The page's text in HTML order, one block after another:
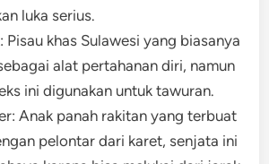
luka serius.
Pisau khas Sulawesi yang biasanya
alat pertahanan diri, namun
ini digunakan untuk tawuran.
Anak panah rakitan yang terbuat
pelontar dari karet, senjata ini